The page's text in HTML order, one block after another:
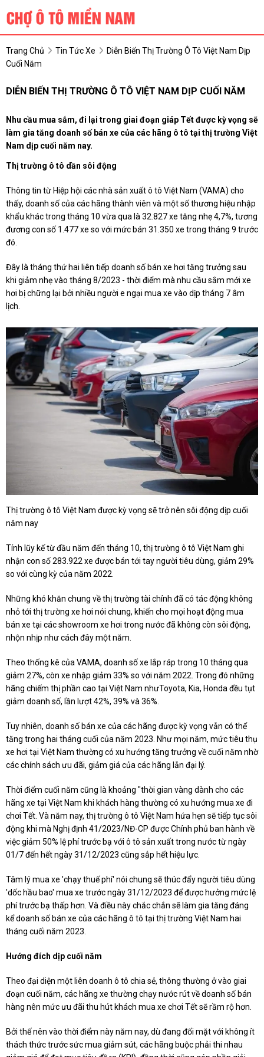
Trang Chủ Tin Tức Xe
Diễn Biến Thị Trường Ô Tô Việt Nam Dịp
Cuối Năm
DIỄN BIẾN THỊ TRƯỜNG Ô TÔ VIỆT NAM DỊP CUỐI NĂM
Nhu cầu mua sắm, đi lại trong giai đoạn giáp Tết được kỳ vọng sẽ
làm gia tăng doanh số bán xe của các hãng ô tô tại thị trường Việt
Nam dịp cuối năm nay.
Thị trường ô tô dần sôi động
Thông tin từ Hiệp hội các nhà sản xuất ô tô Việt Nam (VAMA) cho
thấy, doanh số của các hãng thành viên và một số thương hiệu nhập
khẩu khác trong tháng 10 vừa qua là 32.827 xe tăng nhẹ 4,7%, tương
đương con số 1.477 xe so với mức bán 31.350 xe trong tháng 9 trước
đó.
Đây là tháng thứ hai liên tiếp doanh số bán xe hơi tăng trưởng sau
khi giảm nhẹ vào tháng 8/2023 - thời điểm mà nhu cầu sắm mới xe
hơi bị chững lại bởi nhiều người e ngại mua xe vào dịp tháng 7 âm
lịch.
Thị trường ô tô Việt Nam được kỳ vọng sẽ trở nên sôi động dịp cuối
năm nay
Tính lũy kế từ đầu năm đến tháng 10, thị trường ô tô Việt Nam ghi
nhận con số 283.922 xe được bán tới tay người tiêu dùng, giảm 29%
so với cùng kỳ của năm 2022.
Những khó khăn chung về thị trường tài chính đã có tác động không
nhỏ tới thị trường xe hơi nói chung, khiến cho mọi hoạt động mua
bán xe tại các showroom xe hơi trong nước đã không còn sôi động,
nhộn nhịp như cách đây một năm.
Theo thống kê của VAMA, doanh số xe lắp ráp trong 10 tháng qua
giảm 27%, còn xe nhập giảm 33% so với năm 2022. Trong đó những
hãng chiếm thị phần cao tại Việt Nam nhưToyota, Kia, Honda đều tụt
giảm doanh số, lần lượt 42%, 39% và 36%.
Tuy nhiên, doanh số bán xe của các hãng được kỳ vọng vẫn có thể
tăng trong hai tháng cuối của năm 2023. Như mọi năm, mức tiêu thụ
xe hơi tại Việt Nam thường có xu hướng tăng trưởng về cuối năm nhờ
các chính sách ưu đãi, giảm giá của các hãng lẫn đại lý.
Thời điểm cuối năm cũng là khoảng "thời gian vàng dành cho các
hãng xe tại Việt Nam khi khách hàng thường có xu hướng mua xe đi
chơi Tết. Và năm nay, thị trường ô tô Việt Nam hứa hẹn sẽ tiếp tục sôi
động khi mà Nghị định 41/2023/NĐ-CP được Chính phủ ban hành về
việc giảm 50% lệ phí trước bạ với ô tô sản xuất trong nước từ ngày
01/7 đến hết ngày 31/12/2023 cũng sắp hết hiệu lực.
Tâm lý mua xe 'chạy thuế phí' nói chung sẽ thúc đẩy người tiêu dùng
'dốc hầu bao' mua xe trước ngày 31/12/2023 để được hưởng mức lệ
phí trước bạ thấp hơn. Và điều này chắc chắn sẽ làm gia tăng đáng
kể doanh số bán xe của các hãng ô tô tại thị trường Việt Nam hai
tháng cuối năm 2023.
Hướng đích dịp cuối năm
Theo đại diện một liên doanh ô tô chia sẻ, thông thường ở vào giai
đoạn cuối năm, các hãng xe thường chạy nước rút về doanh số bán
hàng nên mức ưu đãi thu hút khách mua xe chơi Tết sẽ rầm rộ hơn.
Bởi thế nên vào thời điểm này năm nay, dù đang đối mặt với không ít
thách thức trước sức mua giảm sút, các hãng buộc phải thi nhau